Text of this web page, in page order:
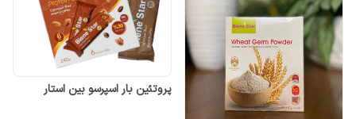
پروتئین بار اسپرسو بین استار